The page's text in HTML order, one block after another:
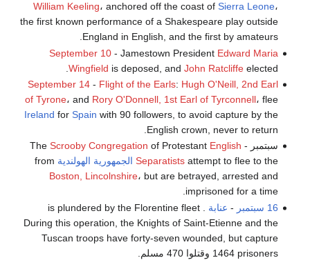
William Keeling، anchored off the coast of Sierra Leone،
the first known performance of a Shakespeare play outside
England in English, and the first by amateurs.
September 10- Jamestown President Edward Maria
Wingfield is deposed, and John Ratcliffeelected.
September 14- Flight of the Earls: Hugh O'Neill, 2nd Earl
of Tyrone، and Rory O'Donnell, 1st Earl of Tyrconnell، flee
Ireland for Spain with 90 followers, to avoid capture by the
English crown, never to return.
سبتمبر - The
Scrooby Congregation of Protestant English
Separatistsattempt to flee to the الجمهورية الهولندية
Boston, Lincolnshire، but are betrayed, arrested and
imprisoned for a time.
16 سبتمبر
- عنابة
is plundered by the Florentine fleet .
During this operation, the Knights of Saint-Etienne and the
Tuscan troops have forty-seven wounded, but capture
1464 prisoners وقتلوا 470 مسلم.